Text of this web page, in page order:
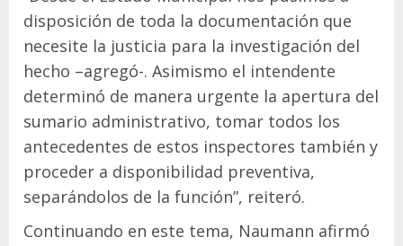
disposición de toda la documentación que
necesite la justicia para la investigación del
hecho –agregó-. Asimismo el intendente
determinó de manera urgente la apertura del
sumario administrativo, tomar todos los
antecedentes de estos inspectores también y
proceder a disponibilidad preventiva,
separándolos de la función”, reiteró.
Continuando en este tema, Naumann afirmó